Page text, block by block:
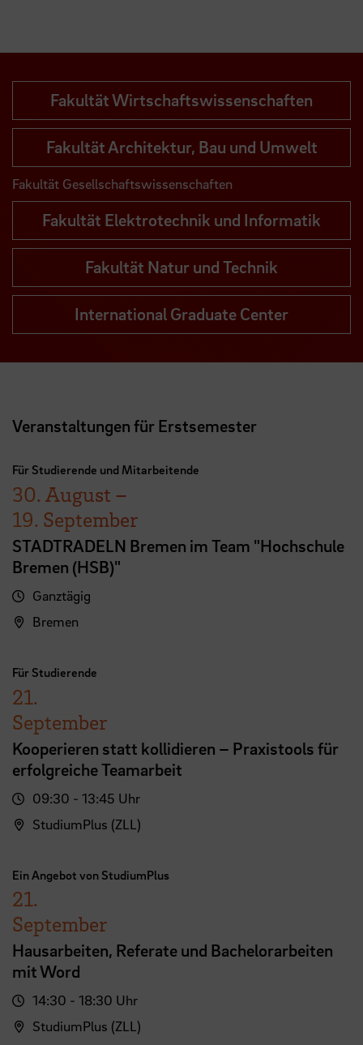
Fakultät Wirtschaftswissenschaften
Fakultät Architektur, Bau und Umwelt
Fakultät Gesellschaftswissenschaften
Fakultät Elektrotechnik und Informatik
Fakultät Natur und Technik
International Graduate Center
Veranstaltungen für Erstsemester
Für Studierende und Mitarbeitende
30. August –
19. September
STADTRADELN Bremen im Team "Hochschule
Bremen (HSB)"
Ganztägig
Bremen
Für Studierende
21.
September
Kooperieren statt kollidieren – Praxistools für
erfolgreiche Teamarbeit
09:30 - 13:45 Uhr
StudiumPlus (ZLL)
Ein Angebot von StudiumPlus
21.
September
Hausarbeiten, Referate und Bachelorarbeiten
mit Word
14:30 - 18:30 Uhr
StudiumPlus (ZLL)